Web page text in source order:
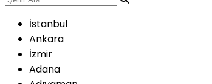
İstanbul
Ankara
İzmir
Adana